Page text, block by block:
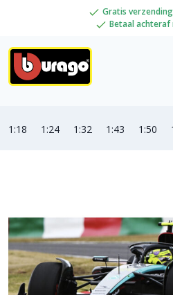
Gratis verzending
Betaal achteraf
1:18 1:24 1:32 1:43 1:50